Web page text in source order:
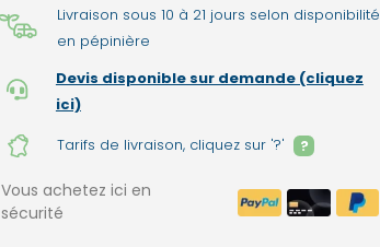
Livraison sous 10 à 21 jours selon disponibilité
en pépinière
Devis disponible sur demande (cliquez
ici)
Tarifs de livraison, cliquez sur '?'
?
Vous achetez ici en
sécurité